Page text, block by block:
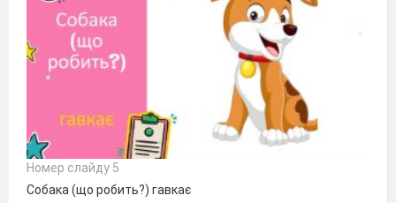
Номер слайду 5
Собака (що робить?) гавкає